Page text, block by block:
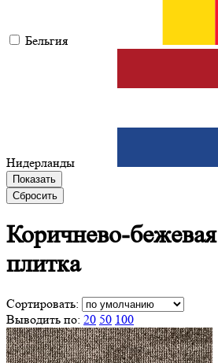
Бельгия
Нидерланды
Показать
Сбросить
Коричнево-бежевая
плитка
Сортировать:
Выводить по: 20 50 100